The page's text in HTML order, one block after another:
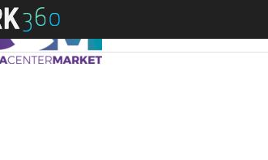
Javier Arnáez,